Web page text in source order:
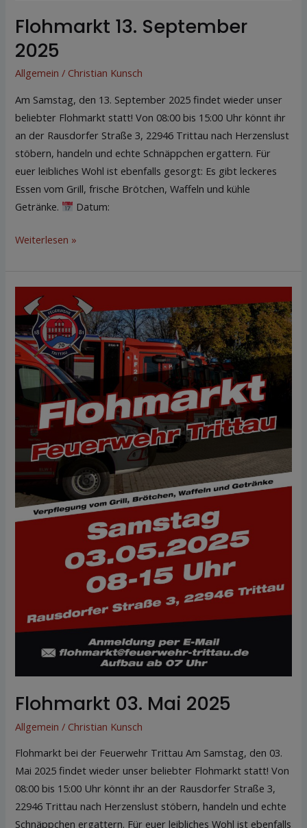
Flohmarkt 13. September
2025
Allgemein / Christian Kunsch
Am Samstag, den 13. September 2025 findet wieder unser
beliebter Flohmarkt statt! Von 08:00 bis 15:00 Uhr könnt ihr
an der Rausdorfer Straße 3, 22946 Trittau nach Herzenslust
stöbern, handeln und echte Schnäppchen ergattern. Für
euer leibliches Wohl ist ebenfalls gesorgt: Es gibt leckeres
Essen vom Grill, frische Brötchen, Waffeln und kühle
Getränke.
Datum:
Weiterlesen »
Flohmarkt 03. Mai 2025
Allgemein / Christian Kunsch
Flohmarkt bei der Feuerwehr Trittau Am Samstag, den 03.
Mai 2025 findet wieder unser beliebter Flohmarkt statt! Von
08:00 bis 15:00 Uhr könnt ihr an der Rausdorfer Straße 3,
22946 Trittau nach Herzenslust stöbern, handeln und echte
Schnäppchen ergattern. Für euer leibliches Wohl ist ebenfalls
Flohmarkt
03.
Mai
2025